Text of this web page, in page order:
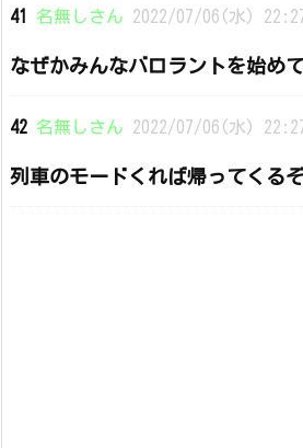
41 名無しさん 2022/07/06(水)
なぜかみんなバロラントを始め
42 名無しさん 2022/07/06(水)
列車のモードくれば帰ってくる